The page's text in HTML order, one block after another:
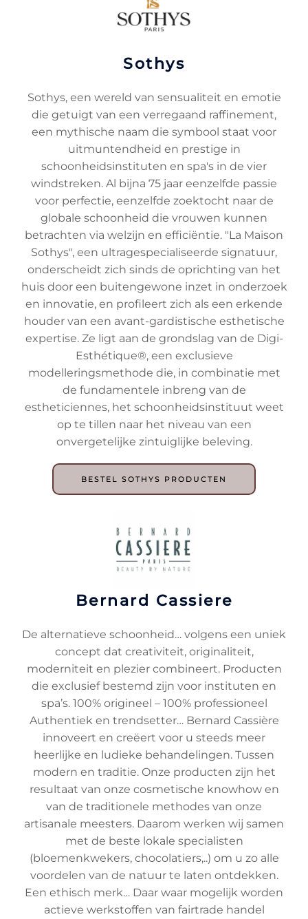
Sothys
Sothys, een wereld van sensualiteit en emotie
die getuigt van een verregaand raffinement,
een mythische naam die symbool staat voor
uitmuntendheid en prestige in
schoonheidsinstituten en spa's in de vier
windstreken. Al bijna 75 jaar eenzelfde passie
voor perfectie, eenzelfde zoektocht naar de
globale schoonheid die vrouwen kunnen
betrachten via welzijn en efficiëntie. "La Maison
Sothys", een ultragespecialiseerde signatuur,
onderscheidt zich sinds de oprichting van het
huis door een buitengewone inzet in onderzoek
en innovatie, en profileert zich als een erkende
houder van een avant-gardistische esthetische
expertise. Ze ligt aan de grondslag van de Digi-
Esthétique®, een exclusieve
modelleringsmethode die, in combinatie met
de fundamentele inbreng van de
estheticiennes, het schoonheidsinstituut weet
op te tillen naar het niveau van een
onvergetelijke zintuiglijke beleving.
BESTEL SOTHYS PRODUCTEN
Bernard Cassiere
De alternatieve schoonheid… volgens een uniek
concept dat creativiteit, originaliteit,
moderniteit en plezier combineert. Producten
die exclusief bestemd zijn voor instituten en
spa’s. 100% origineel – 100% professioneel
Authentiek en trendsetter… Bernard Cassière
innoveert en creëert voor u steeds meer
heerlijke en ludieke behandelingen. Tussen
modern en traditie. Onze producten zijn het
resultaat van onze cosmetische knowhow en
van de traditionele methodes van onze
artisanale meesters. Daarom werken wij samen
met de beste lokale specialisten
(bloemenkwekers, chocolatiers,..) om u zo alle
voordelen van de natuur te laten ontdekken.
Een ethisch merk… Daar waar mogelijk worden
actieve werkstoffen van fairtrade handel